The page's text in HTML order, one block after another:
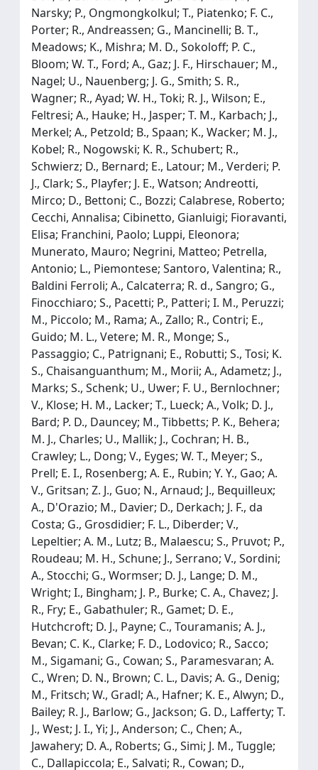
Narsky; P., Ongmongkolkul; T., Piatenko; F. C.,
Porter; R., Andreassen; G., Mancinelli; B. T.,
Meadows; K., Mishra; M. D., Sokoloff; P. C.,
Bloom; W. T., Ford; A., Gaz; J. F., Hirschauer; M.,
Nagel; U., Nauenberg; J. G., Smith; S. R.,
Wagner; R., Ayad; W. H., Toki; R. J., Wilson; E.,
Feltresi; A., Hauke; H., Jasper; T. M., Karbach; J.,
Merkel; A., Petzold; B., Spaan; K., Wacker; M. J.,
Kobel; R., Nogowski; K. R., Schubert; R.,
Schwierz; D., Bernard; E., Latour; M., Verderi; P.
J., Clark; S., Playfer; J. E., Watson; Andreotti,
Mirco; D., Bettoni; C., Bozzi; Calabrese, Roberto;
Cecchi, Annalisa; Cibinetto, Gianluigi; Fioravanti,
Elisa; Franchini, Paolo; Luppi, Eleonora;
Munerato, Mauro; Negrini, Matteo; Petrella,
Antonio; L., Piemontese; Santoro, Valentina; R.,
Baldini Ferroli; A., Calcaterra; R. d., Sangro; G.,
Finocchiaro; S., Pacetti; P., Patteri; I. M., Peruzzi;
M., Piccolo; M., Rama; A., Zallo; R., Contri; E.,
Guido; M. L., Vetere; M. R., Monge; S.,
Passaggio; C., Patrignani; E., Robutti; S., Tosi; K.
S., Chaisanguanthum; M., Morii; A., Adametz; J.,
Marks; S., Schenk; U., Uwer; F. U., Bernlochner;
V., Klose; H. M., Lacker; T., Lueck; A., Volk; D. J.,
Bard; P. D., Dauncey; M., Tibbetts; P. K., Behera;
M. J., Charles; U., Mallik; J., Cochran; H. B.,
Crawley; L., Dong; V., Eyges; W. T., Meyer; S.,
Prell; E. I., Rosenberg; A. E., Rubin; Y. Y., Gao; A.
V., Gritsan; Z. J., Guo; N., Arnaud; J., Bequilleux;
A., D'Orazio; M., Davier; D., Derkach; J. F., da
Costa; G., Grosdidier; F. L., Diberder; V.,
Lepeltier; A. M., Lutz; B., Malaescu; S., Pruvot; P.,
Roudeau; M. H., Schune; J., Serrano; V., Sordini;
A., Stocchi; G., Wormser; D. J., Lange; D. M.,
Wright; I., Bingham; J. P., Burke; C. A., Chavez; J.
R., Fry; E., Gabathuler; R., Gamet; D. E.,
Hutchcroft; D. J., Payne; C., Touramanis; A. J.,
Bevan; C. K., Clarke; F. D., Lodovico; R., Sacco;
M., Sigamani; G., Cowan; S., Paramesvaran; A.
C., Wren; D. N., Brown; C. L., Davis; A. G., Denig;
M., Fritsch; W., Gradl; A., Hafner; K. E., Alwyn; D.,
Bailey; R. J., Barlow; G., Jackson; G. D., Lafferty; T.
J., West; J. I., Yi; J., Anderson; C., Chen; A.,
Jawahery; D. A., Roberts; G., Simi; J. M., Tuggle;
C., Dallapiccola; E., Salvati; R., Cowan; D.,